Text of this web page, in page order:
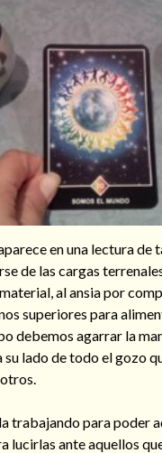
a mi pareja
de mi esposo
en una lectura de
de las cargas
al ansia por
superiores para
debemos agarrar la
lado de todo el gozo
trabajando para poder
lucirlas ante aquellos